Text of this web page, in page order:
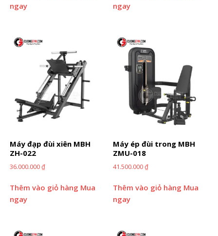
ngay
ngay
Máy đạp đùi xiên MBH
ZH-022
36.000.000₫
Thêm vào giỏ hàng Mua
ngay
Máy ép đùi trong MBH
ZMU-018
41.500.000₫
Thêm vào giỏ hàng Mua
ngay